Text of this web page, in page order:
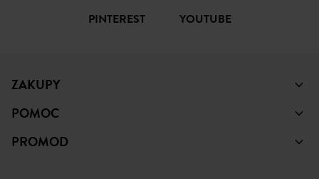
PINTEREST YOUTUBE
ZAKUPY
POMOC
PROMOD